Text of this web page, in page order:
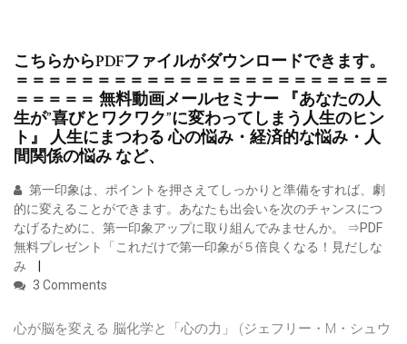
こちらからPDFファイルがダウンロードできます。
＝＝＝＝＝＝＝＝＝＝＝＝＝＝＝＝＝＝＝＝＝＝＝
＝＝＝＝＝ 無料動画メールセミナー 『あなたの人
生が”喜びとワクワク”に変わってしまう人生のヒン
ト』 人生にまつわる 心の悩み・経済的な悩み・人
間関係の悩み など、
第一印象は、ポイントを押さえてしっかりと準備をすれば、劇
的に変えることができます。あなたも出会いを次のチャンスにつ
なげるために、第一印象アップに取り組んでみませんか。 ⇒PDF
無料プレゼント「これだけで第一印象が５倍良くなる！見だしな
み
3 Comments
心が脳を変える 脳化学と「心の力」 (ジェフリー・M・シュウ